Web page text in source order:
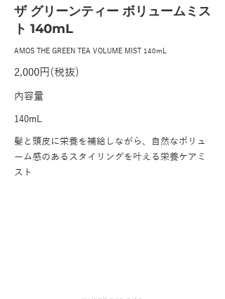
ザ グリーンティー ボリュームミス
ト 140mL
AMOS THE GREEN TEA VOLUME MIST 140mL
2,000円(税抜)
内容量
140mL
髪と頭皮に栄養を補給しながら、自然なボリュ
ーム感のあるスタイリングを叶える栄養ケアミ
スト